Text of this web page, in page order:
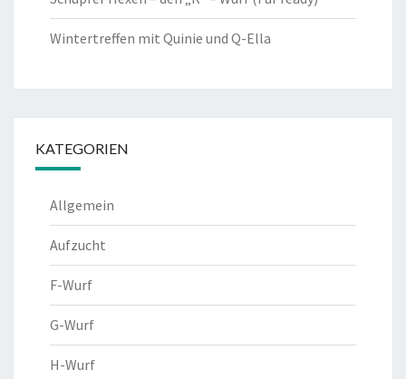
Wintertreffen mit Quinie und Q-Ella
KATEGORIEN
Allgemein
Aufzucht
F-Wurf
G-Wurf
H-Wurf